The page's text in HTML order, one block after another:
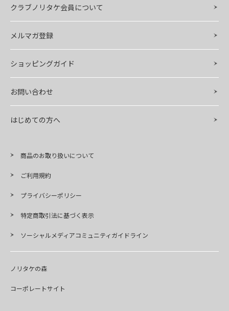
クラブノリタケ会員について
メルマガ登録
ショッピングガイド
お問い合わせ
はじめての方へ
商品のお取り扱いについて
ご利用規約
プライバシーポリシー
特定商取引法に基づく表示
ソーシャルメディアコミュニティガイドライン
ノリタケの森
コーポレートサイト